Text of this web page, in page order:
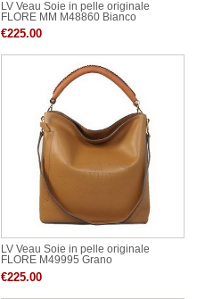
LV Veau Soie in pelle originale
FLORE MM M48860 Bianco
€225.00
LV Veau Soie in pelle originale
FLORE M49995 Grano
€225.00